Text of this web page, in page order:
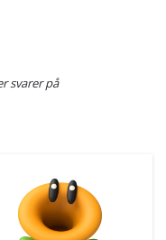
svarer på